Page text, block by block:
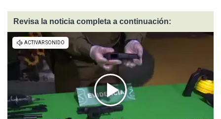
Revisa la noticia completa a continuación: